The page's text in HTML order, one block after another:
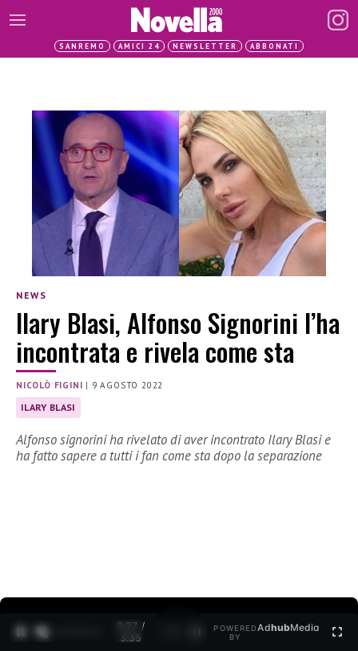
SANREMO AMICI 24 NEWSLETTER ABBONATI
NEWS
Ilary Blasi, Alfonso Signorini l’ha
incontrata e rivela come sta
NICOLÒ FIGINI | 9 AGOSTO 2022
ILARY BLASI
Alfonso signorini ha rivelato di aver incontrato Ilary Blasi e
ha fatto sapere a tutti i fan come sta dopo la separazione
0:27 /
3:35
POWERED
BY
AdhubMedia